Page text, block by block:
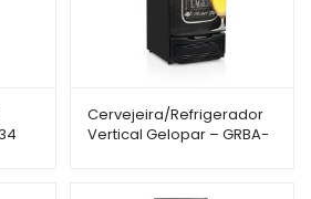
Cervejeira/Refrigerador
Vertical Gelopar – GRBA-